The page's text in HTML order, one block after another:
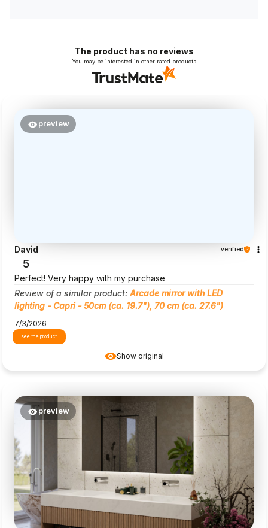
The product has no reviews
You may be interested in other rated products
Show original
preview
David verified
5
Perfect! Very happy with my purchase
Review of a similar product: Arcade mirror with LED
lighting - Capri - 50cm (ca. 19.7"), 70 cm (ca. 27.6")
7/3/2026
see the product
preview